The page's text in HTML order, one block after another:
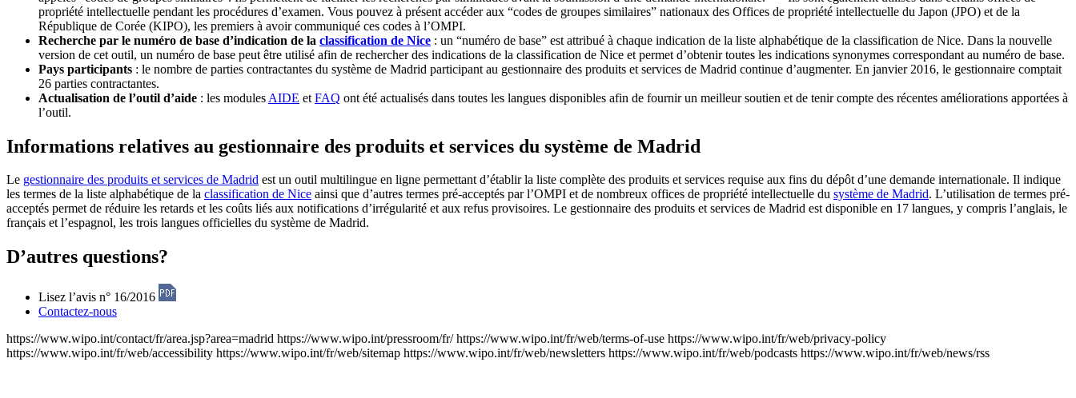
propriété intellectuelle pendant les procédures d’examen. Vous pouvez à présent accéder aux “codes de groupes similaires” nationaux des Offices de propriété intellectuelle du Japon (JPO) et de la
République de Corée (KIPO), les premiers à avoir communiqué ces codes à l’OMPI.
Recherche par le numéro de base d’indication de la classification de Nice : un “numéro de base” est attribué à chaque indication de la liste alphabétique de la classification de Nice. Dans la nouvelle
version de cet outil, un numéro de base peut être utilisé afin de rechercher des indications de la classification de Nice et permet d’obtenir toutes les indications synonymes correspondant au numéro de base.
Pays participants : le nombre de parties contractantes du système de Madrid participant au gestionnaire des produits et services de Madrid continue d’augmenter. En janvier 2016, le gestionnaire comptait
26 parties contractantes.
Actualisation de l’outil d’aide : les modules AIDE et FAQ ont été actualisés dans toutes les langues disponibles afin de fournir un meilleur soutien et de tenir compte des récentes améliorations apportées à
l’outil.
Informations relatives au gestionnaire des produits et services du système de Madrid
Le gestionnaire des produits et services de Madrid est un outil multilingue en ligne permettant d’établir la liste complète des produits et services requise aux fins du dépôt d’une demande internationale. Il indique
les termes de la liste alphabétique de la classification de Nice ainsi que d’autres termes pré-acceptés par l’OMPI et de nombreux offices de propriété intellectuelle du système de Madrid. L’utilisation de termes pré-
acceptés permet de réduire les retards et les coûts liés aux notifications d’irrégularité et aux refus provisoires. Le gestionnaire des produits et services de Madrid est disponible en 17 langues, y compris l’anglais, le
français et l’espagnol, les trois langues officielles du système de Madrid.
D’autres questions?
Lisez l’avis n° 16/2016
Contactez-nous
https://www.wipo.int/contact/fr/area.jsp?area=madrid https://www.wipo.int/pressroom/fr/ https://www.wipo.int/fr/web/terms-of-use https://www.wipo.int/fr/web/privacy-policy
https://www.wipo.int/fr/web/accessibility https://www.wipo.int/fr/web/sitemap https://www.wipo.int/fr/web/newsletters https://www.wipo.int/fr/web/podcasts https://www.wipo.int/fr/web/news/rss